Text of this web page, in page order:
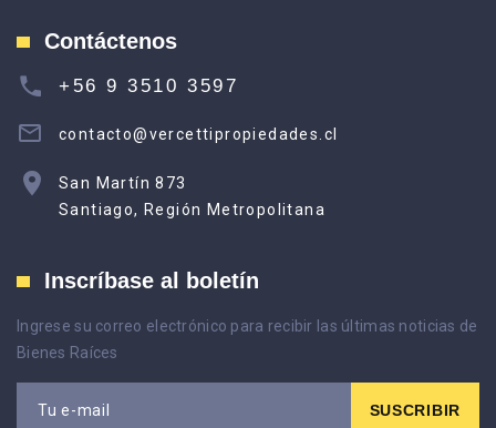
Contáctenos
+56 9 3510 3597
contacto@vercettipropiedades.cl
San Martín 873
Santiago, Región Metropolitana
Inscríbase al boletín
Ingrese su correo electrónico para recibir las últimas noticias de
Bienes Raíces
Tu e-mail SUSCRIBIR